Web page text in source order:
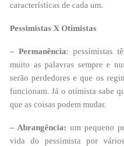
características de cada um.
Pessimistas X Otimistas
– Permanência: pessimistas
muito as palavras sempre e
serão perdedores e que os
funcionam. Já o otimista sabe
que as coisas podem mudar.
– Abrangência: um pequeno
vida do pessimista por